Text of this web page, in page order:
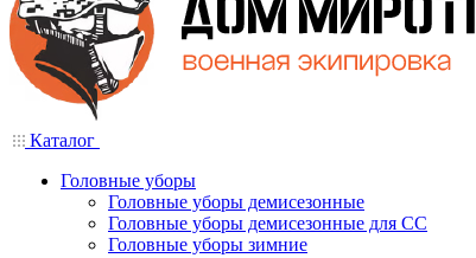
Каталог
Головные уборы
Головные уборы демисезонные
Головные уборы демисезонные для СС
Головные уборы зимние